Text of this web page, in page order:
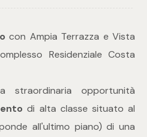
con Ampia Terrazza e Vista
Residenziale Costa
straordinaria opportunità
di alta classe situato al
all'ultimo piano) di una